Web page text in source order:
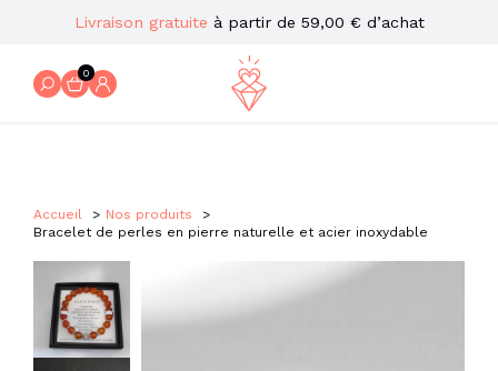
Livraison gratuite à partir de 59,00 € d’achat
0
Accueil
Nos produits
Bracelet de perles en pierre naturelle et acier inoxydable